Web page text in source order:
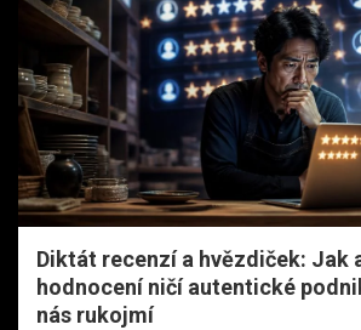
Diktát recenzí a hvězdiček: Jak
hodnocení ničí autentické
nás rukojmí